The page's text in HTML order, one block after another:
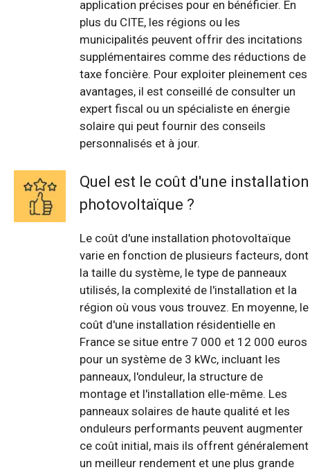
application précises pour en bénéficier. En
plus du CITE, les régions ou les
municipalités peuvent offrir des incitations
supplémentaires comme des réductions de
taxe foncière. Pour exploiter pleinement ces
avantages, il est conseillé de consulter un
expert fiscal ou un spécialiste en énergie
solaire qui peut fournir des conseils
personnalisés et à jour.
Quel est le coût d'une installation
photovoltaïque ?
Le coût d'une installation photovoltaïque
varie en fonction de plusieurs facteurs, dont
la taille du système, le type de panneaux
utilisés, la complexité de l'installation et la
région où vous vous trouvez. En moyenne, le
coût d'une installation résidentielle en
France se situe entre 7 000 et 12 000 euros
pour un système de 3 kWc, incluant les
panneaux, l'onduleur, la structure de
montage et l'installation elle-même. Les
panneaux solaires de haute qualité et les
onduleurs performants peuvent augmenter
ce coût initial, mais ils offrent généralement
un meilleur rendement et une plus grande